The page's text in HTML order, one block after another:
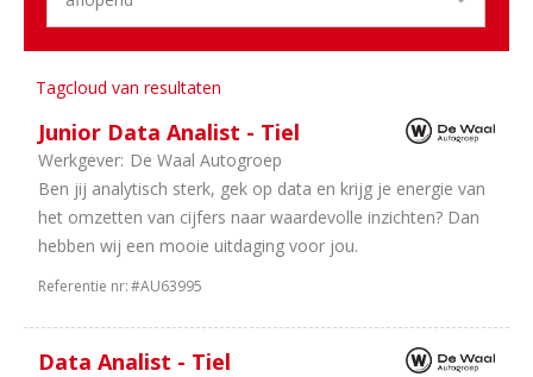
Automatisering
Tagcloud van resultaten
Junior Data Analist - Tiel
Werkgever: De Waal Autogroep
Ben jij analytisch sterk, gek op data en krijg je energie van
het omzetten van cijfers naar waardevolle inzichten? Dan
hebben wij een mooie uitdaging voor jou.
Referentie nr:#AU63995
Data Analist - Tiel